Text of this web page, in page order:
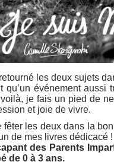
les deux sujets
qu’un événement
je fais un pied de
et joie de vivre.
fêter les deux dans la
de mes livres dédicacé !
des Parents
de 0 à 3 ans.